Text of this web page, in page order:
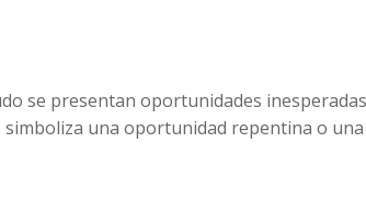
se presentan oportunidades
una oportunidad repentina o